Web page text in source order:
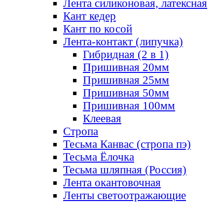
Лента силиконовая, латексная
Кант кедер
Кант по косой
Лента-контакт (липучка)
Гибридная (2 в 1)
Пришивная 20мм
Пришивная 25мм
Пришивная 50мм
Пришивная 100мм
Клеевая
Стропа
Тесьма Канвас (стропа пэ)
Тесьма Ёлочка
Тесьма шляпная (Россия)
Лента окантовочная
Ленты светоотражающие